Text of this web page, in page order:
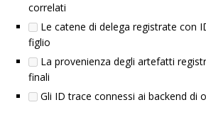
correlati
Le catene di delega registrate con
figlio
La provenienza degli artefatti
finali
Gli ID trace connessi ai backend di